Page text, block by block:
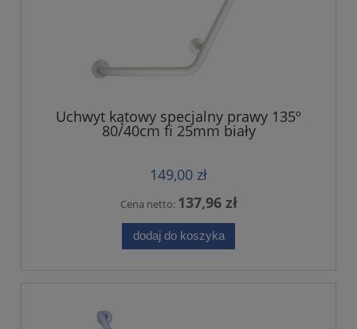
Uchwyt kątowy specjalny prawy 135º
80/40cm fi 25mm biały
149,00 zł
Cena netto: 137,96 zł
dodaj do koszyka